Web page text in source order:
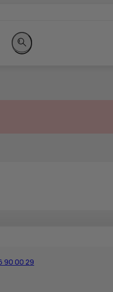
Rechercher sur le site
90 00 29